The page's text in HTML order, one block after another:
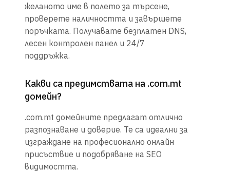
желаното име в полето за търсене,
проверете наличността и завършете
поръчката. Получавате безплатен DNS,
лесен контролен панел и 24/7
поддръжка.
Какви са предимствата на .com.mt
домейн?
.com.mt домейните предлагат отлично
разпознаване и доверие. Те са идеални за
изграждане на професионално онлайн
присъствие и подобряване на SEO
видимостта.